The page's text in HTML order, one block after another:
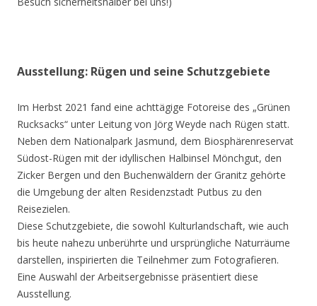
Ausstellung: Rügen und seine Schutzgebiete
Im Herbst 2021 fand eine achttägige Fotoreise des „Grünen
Rucksacks“ unter Leitung von Jörg Weyde nach Rügen statt.
Neben dem Nationalpark Jasmund, dem Biosphärenreservat
Südost-Rügen mit der idyllischen Halbinsel Mönchgut, den
Zicker Bergen und den Buchenwäldern der Granitz gehörte
die Umgebung der alten Residenzstadt Putbus zu den
Reisezielen.
Diese Schutzgebiete, die sowohl Kulturlandschaft, wie auch
bis heute nahezu unberührte und ursprüngliche Naturräume
darstellen, inspirierten die Teilnehmer zum Fotografieren.
Eine Auswahl der Arbeitsergebnisse präsentiert diese
Ausstellung.